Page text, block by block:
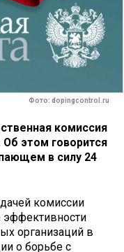
Фото: dopingcontrol.ru
комиссия
этом говорится
в силу 24
комиссии
организаций в
о борьбе с